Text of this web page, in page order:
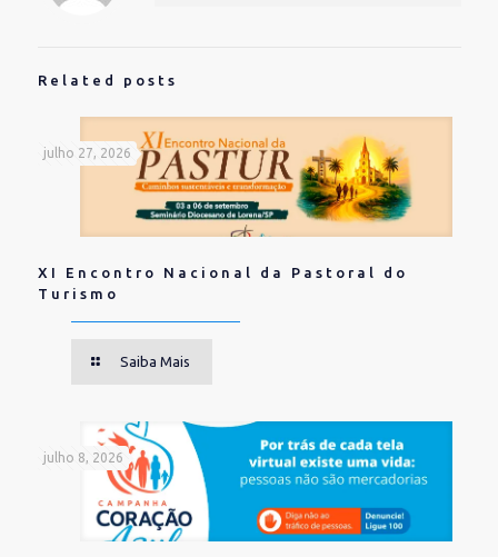
Related posts
julho 27, 2026
XI Encontro Nacional da Pastoral do
Turismo
Saiba Mais
julho 8, 2026